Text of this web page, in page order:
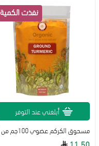
أبلغني عند التوفر